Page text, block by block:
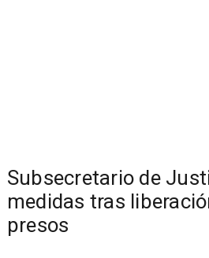
Subsecretario de
medidas tras
presos